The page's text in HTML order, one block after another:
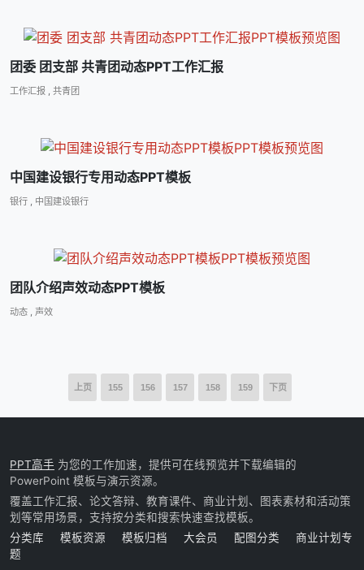
团委 团支部 共青团动态PPT工作汇报
工作汇报 , 共青团
中国建设银行专用动态PPT模板
银行 , 中国建设银行
团队介绍声效动态PPT模板
动态 声效
上页 155 156 157 158 159 下页
PPT高手 为您的工作加速，提供可在线预览并下载编辑的
PowerPoint 模板与演示资源。
覆盖工作汇报、论文答辩、教育课件、商业计划、图表素材和活动策
划等常用场景，支持按分类和搜索快速查找模板。
分类库
模板资源 模板归档 大会员 配图分类
商业计划专
题